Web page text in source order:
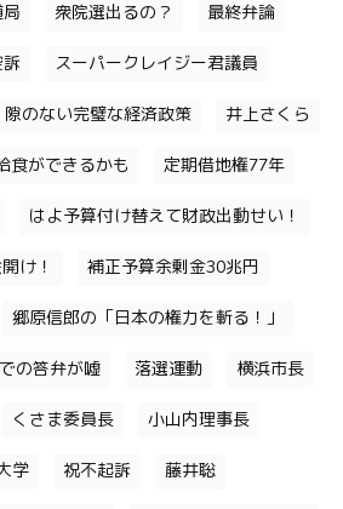
衆院選出るの？ 最終弁論
スーパークレイジー君議員
隙のない完璧な経済政策 井上さくら
食ができるかも 定期借地権77年
はよ予算付け替えて財政出動せい！
け！ 補正予算余剰金30兆円
郷原信郎の「日本の権力を斬る！」
の答弁が嘘 落選運動 横浜市長
くさま委員長 小山内理事長
学 祝不起訴 藤井聡